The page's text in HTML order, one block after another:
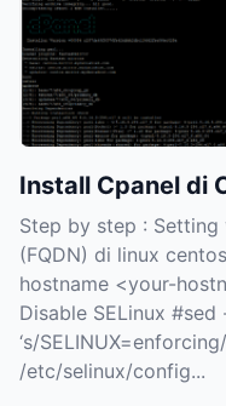
Install Cpanel di
Step by step : Setting
(FQDN) di linux
hostname <your-
Disable SELinux #sed
‘s/
/etc/selinux/config...